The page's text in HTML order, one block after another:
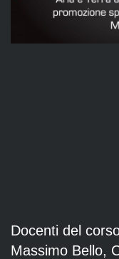
Docenti del
Massimo Bello,